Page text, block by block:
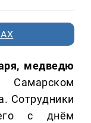
медведю
Сотрудники
с днём